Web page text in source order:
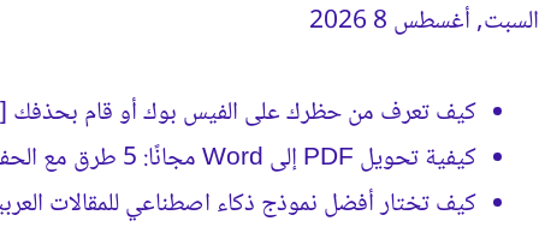
السبت, أغسطس 8 2026
كيف تعرف من حظرك على الفيس بوك أو قام بحذفك [2026]
كيفية تحويل PDF إلى Word مجانًا: 5 طرق مع الحفاظ على التنسيق
كيف تختار أفضل نموذج ذكاء اصطناعي للمقالات العربية؟